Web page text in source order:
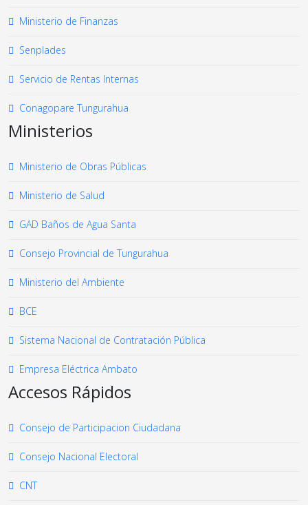
Ministerio de Finanzas
Senplades
Servicio de Rentas Internas
Conagopare Tungurahua
Ministerios
Ministerio de Obras Públicas
Ministerio de Salud
GAD Baños de Agua Santa
Consejo Provincial de Tungurahua
Ministerio del Ambiente
BCE
Sistema Nacional de Contratación Pública
Empresa Eléctrica Ambato
Accesos Rápidos
Consejo de Participacion Ciudadana
Consejo Nacional Electoral
CNT